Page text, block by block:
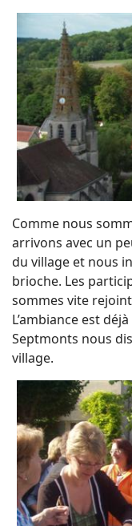
Comme nous
arrivons avec un
du village et nous
brioche. Les
sommes vite
L’ambiance est
Septmonts nous
village.